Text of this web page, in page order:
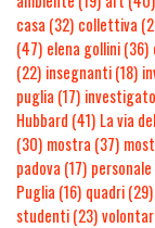
casa (32) collettiva
(47) elena gollini(36)
(22) insegnanti(18)
puglia (17)
Hubbard (41) La via
(30) mostra (37)
padova (17) personale
Puglia (16) quadri(29)
studenti(23)